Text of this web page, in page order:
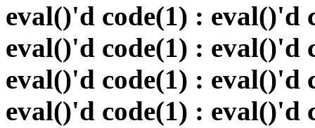
eval()'d code(1) : eval()'d
eval()'d code(1) : eval()'d
eval()'d code(1) : eval()'d
eval()'d code(1) : eval()'d